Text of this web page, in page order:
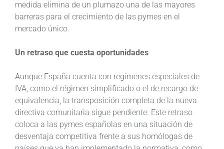
medida elimina de un plumazo una de las mayores
barreras para el crecimiento de las pymes en el
mercado único.
Un retraso que cuesta oportunidades
Aunque España cuenta con regímenes especiales de
IVA, como el régimen simplificado o el de recargo de
equivalencia, la transposición completa de la nueva
directiva comunitaria sigue pendiente. Este retraso
coloca a las pymes españolas en una situación de
desventaja competitiva frente a sus homólogas de